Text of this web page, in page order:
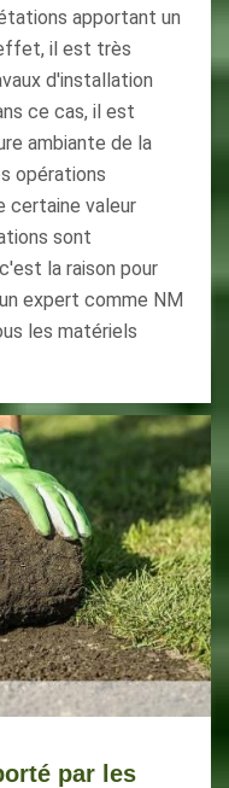
apportant un
il est très
d'installation
ce cas, il est
ambiante de la
opérations
certaine valeur
sont
la raison pour
expert comme NM
les matériels
par les